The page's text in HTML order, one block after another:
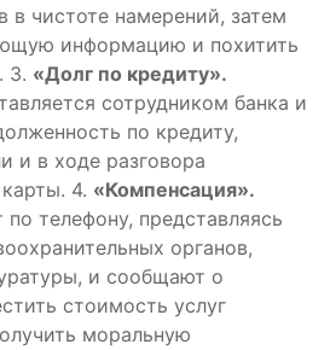
в чистоте намерений, затем
информацию и похитить
3. «Долг по кредиту».
сотрудником банка и
по кредиту,
и в ходе разговора
4. «Компенсация».
телефону, представляясь
органов,
и сообщают о
стоимость услуг
моральную